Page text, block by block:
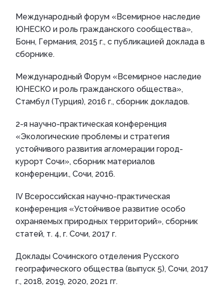
Международный форум «Всемирное наследие
ЮНЕСКО и роль гражданского сообщества»,
Бонн, Германия, 2015 г., с публикацией доклада в
сборнике.
Международный Форум «Всемирное наследие
ЮНЕСКО и роль гражданского общества»,
Стамбул (Турция), 2016 г., сборник докладов.
2-я научно-практическая конференция
«Экологические проблемы и стратегия
устойчивого развития агломерации город-
курорт Сочи», сборник материалов
конференции., Сочи, 2016.
IV Всероссийская научно-практическая
конференция «Устойчивое развитие особо
охраняемых природных территорий», сборник
статей, т. 4, г. Сочи, 2017 г.
Доклады Сочинского отделения Русского
географического общества (выпуск 5), Сочи, 2017
г., 2018, 2019, 2020, 2021 гг.